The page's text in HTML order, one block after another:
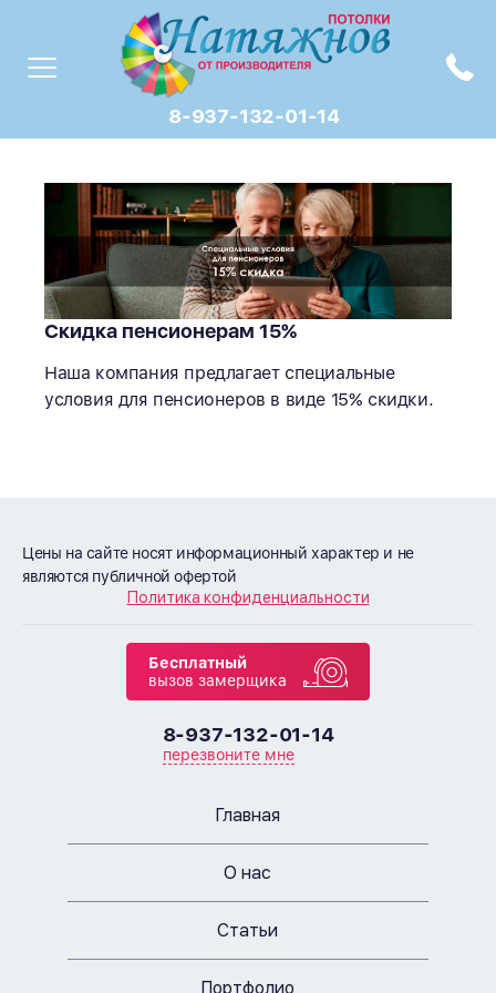
8-937-132-01-14
Скидка пенсионерам 15%
Наша компания предлагает специальные
условия для пенсионеров в виде 15% скидки.
Цены на сайте носят информационный характер и не
являются публичной офертой
Политика конфиденциальности
Бесплатный
вызов замерщика
8-937-132-01-14
перезвоните мне
Главная
О нас
Статьи
Портфолио